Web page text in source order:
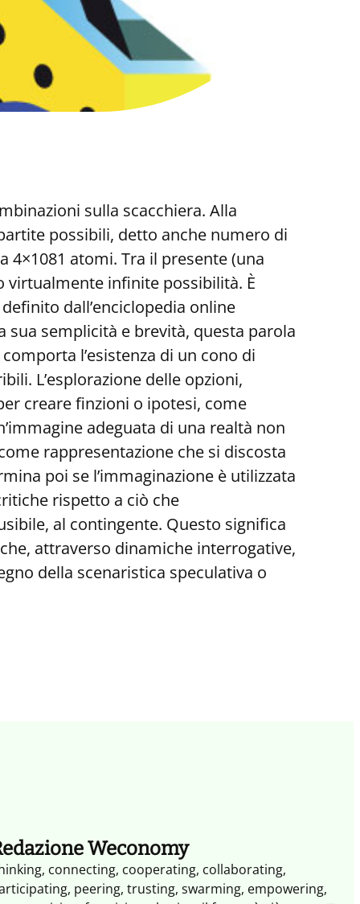
sulla scacchiera. Alla
possibili, detto anche numero di
4×1081 atomi. Tra il presente (una
virtualmente infinite possibilità. È
dall’enciclopedia online
sua semplicità e brevità, questa parola
l’esistenza di un cono di
L’esplorazione delle opzioni,
creare finzioni o ipotesi, come
adeguata di una realtà non
rappresentazione che si discosta
poi se l’immaginazione è utilizzata
rispetto a ciò che
al contingente. Questo significa
attraverso dinamiche interrogative,
della scenaristica speculativa o
Weconomy
connecting, cooperating, collaborating,
peering, trusting, swarming, empowering,